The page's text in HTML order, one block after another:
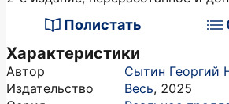
Полистать
Характеристики
Автор
Сытин Георгий
Издательство
Весь, 2025